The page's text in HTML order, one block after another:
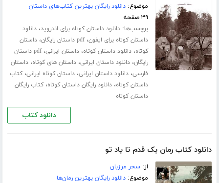
موضوع:دانلود رایگان بهترین کتاب‌های داستان
۳۹ صفحه
برچسب‌ها:دانلود داستان کوتاه برای اندروید،دانلود
داستان کوتاه برای ایفون،pdf داستان رایگان ،داستان
کوتاه،دانلود داستان کوتاه،داستان ایرانی،
pdf داستان
رایگان،دانلود داستان ایرانی،داستان های کوتاه،داستان
فارسی،دانلود داستان ایرانی،داستان کوتاه ایرانی،کتاب
داستان کوتاه،دانلود رایگان داستان کوتاه،کتاب رایگان
داستان کوتاه
دانلود کتاب
دانلود کتاب رمان یک قدم تا یاد تو
از:سحر مرزبان
موضوع:دانلود رایگان بهترین رمان‌ها